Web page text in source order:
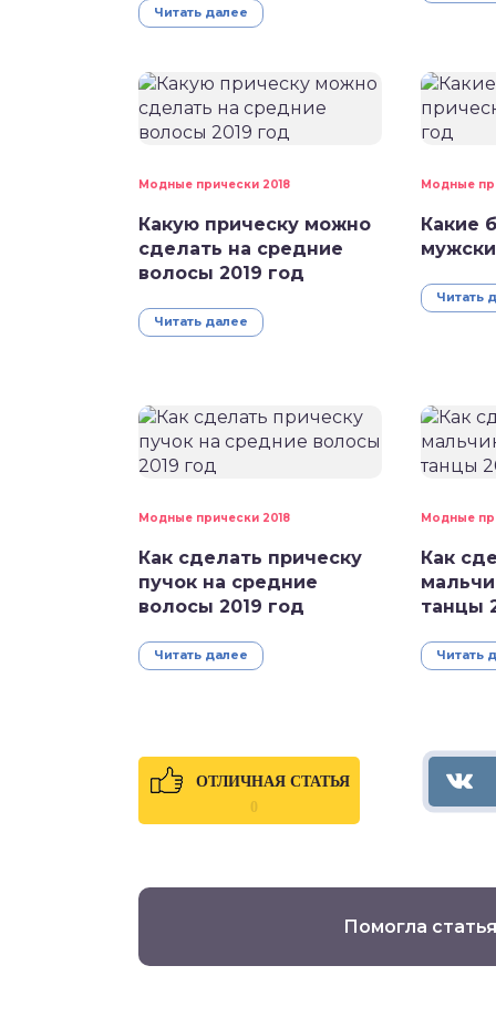
Читать далее
Модные прически 2018
Какую прическу можно
сделать на средние
волосы 2019 год
Читать далее
Модные
Какие
Читать
Модные прически 2018
Как сделать прическу
пучок на средние
волосы 2019 год
Читать далее
Модные
Как
танцы
Читать
ОТЛИЧНАЯ СТАТЬЯ
0
Помогла